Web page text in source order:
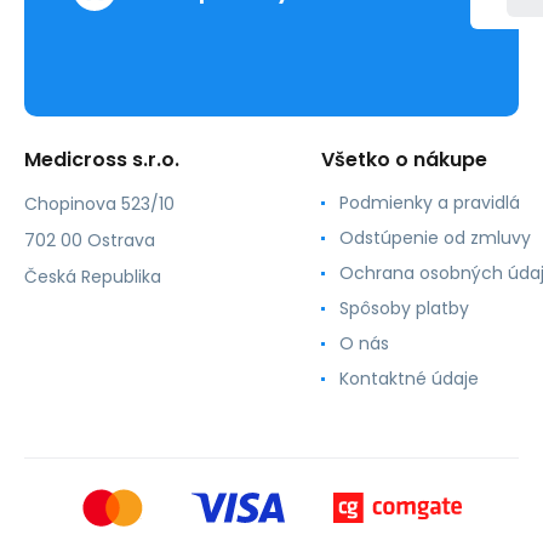
Medicross s.r.o.
Chopinova 523/10
702 00 Ostrava
Česká Republika
Všetko o nákupe
Podmienky a pravidlá
Odstúpenie od zmluvy
Ochrana osobných
Spôsoby platby
O nás
Kontaktné údaje